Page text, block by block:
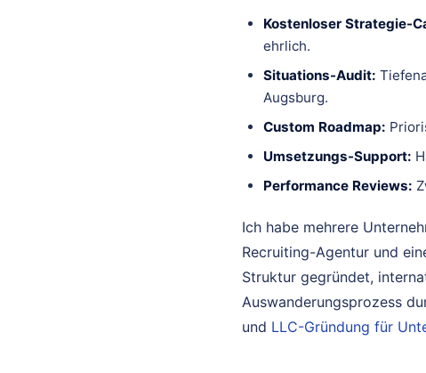
Kostenloser Strategie-
ehrlich.
Situations-Audit:
Augsburg.
Custom Roadmap:
Umsetzungs-Support:
Performance Reviews:
Ich habe mehrere
Recruiting-Agentur und
Struktur gegründet,
Auswanderungsprozess
und LLC-Gründung für